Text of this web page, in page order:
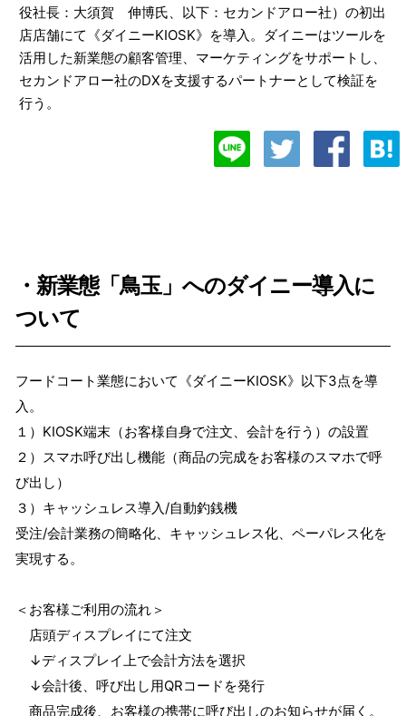
役社長：大須賀 伸博氏、以下：セカンドアロー社）の初出
店店舗にて《ダイニーKIOSK》を導入。ダイニーはツールを
活用した新業態の顧客管理、マーケティングをサポートし、
セカンドアロー社のDXを支援するパートナーとして検証を
行う。
・新業態「鳥玉」へのダイニー導入に
ついて
フードコート業態において《ダイニーKIOSK》以下3点を導
入。
１）KIOSK端末（お客様自身で注文、会計を行う）の設置
２）スマホ呼び出し機能（商品の完成をお客様のスマホで呼
び出し）
３）キャッシュレス導入/自動釣銭機
受注/会計業務の簡略化、キャッシュレス化、ペーパレス化を
実現する。
＜お客様ご利用の流れ＞
店頭ディスプレイにて注文
↓ディスプレイ上で会計方法を選択
↓会計後、呼び出し用QRコードを発行
商品完成後、お客様の携帯に呼び出しのお知らせが届く。